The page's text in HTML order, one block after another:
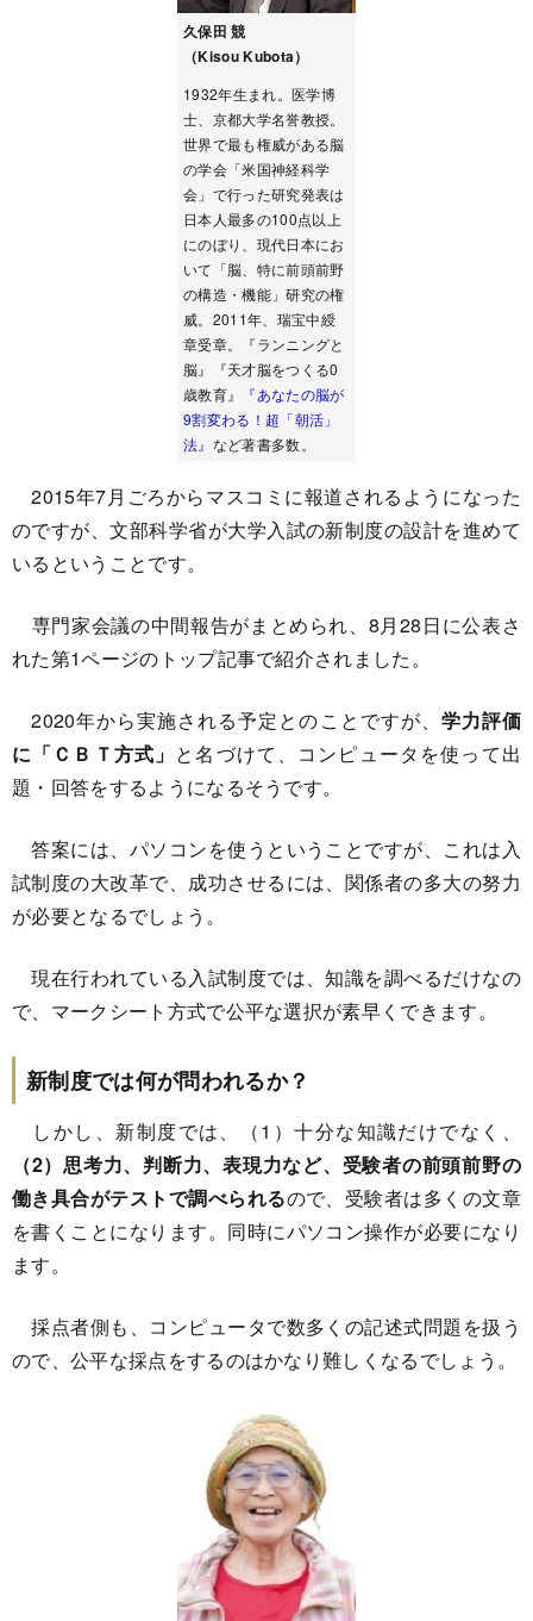
久保田 競
（Kisou Kubota）
1932年生まれ。医学博
士、京都大学名誉教授。
世界で最も権威がある脳
の学会「米国神経科学
会」で行った研究発表は
日本人最多の100点以上
にのぼり、現代日本にお
いて「脳、特に前頭前野
の構造・機能」研究の権
威。2011年、瑞宝中綬
章受章。『ランニングと
脳』『天才脳をつくる0
歳教育』
『あなたの脳が
9割変わる！超「朝活」
法』 など著書多数。
2015年7月ごろからマスコミに報道されるようになった
のですが、文部科学省が大学入試の新制度の設計を進めて
いるということです。
専門家会議の中間報告がまとめられ、8月28日に公表さ
れた第1ページのトップ記事で紹介されました。
2020年から実施される予定とのことですが、 学力評価
に「ＣＢＴ方式」 と名づけて、コンピュータを使って出
題・回答をするようになるそうです。
答案には、パソコンを使うということですが、これは入
試制度の大改革で、成功させるには、関係者の多大の努力
が必要となるでしょう。
現在行われている入試制度では、知識を調べるだけなの
で、マークシート方式で公平な選択が素早くできます。
新制度では何が問われるか？
しかし、新制度では、（1）十分な知識だけでなく、
（2）思考力、判断力、表現力など、受験者の前頭前野の
働き具合がテストで調べられるので、受験者は多くの文章
を書くことになります。同時にパソコン操作が必要になり
ます。
採点者側も、コンピュータで数多くの記述式問題を扱う
ので、公平な採点をするのはかなり難しくなるでしょう。